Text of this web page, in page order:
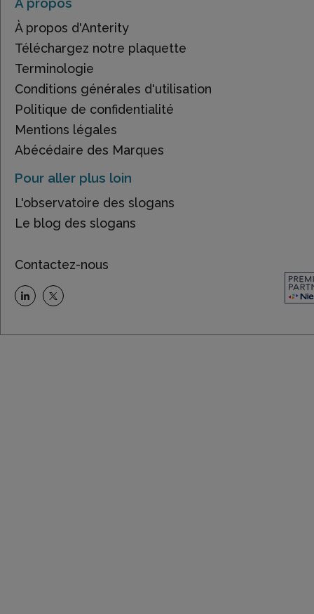
À propos d'Anterity
Téléchargez notre plaquette
Terminologie
Conditions générales d'utilisation
Politique de confidentialité
Mentions légales
Abécédaire des Marques
Pour aller plus loin
L'observatoire des slogans
Le blog des slogans
Contactez-nous